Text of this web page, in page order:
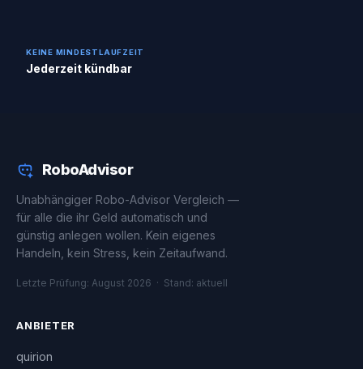
KEINE MINDESTLAUFZEIT
Jederzeit kündbar
RoboAdvisor
Unabhängiger Robo-Advisor Vergleich —
für alle die ihr Geld automatisch und
günstig anlegen wollen. Kein eigenes
Handeln, kein Stress, kein Zeitaufwand.
Letzte Prüfung: August 2026 · Stand: aktuell
ANBIETER
quirion